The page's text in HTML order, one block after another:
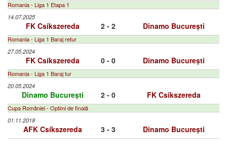
Romania - Liga 1 Etapa 1
14.07.2025
FK Csíkszereda 2 - 2 Dinamo București
Romania - Liga 1 Baraj retur
27.05.2024
FK Csíkszereda 0 - 0 Dinamo București
Romania - Liga 1 Baraj tur
20.05.2024
Dinamo București 2 - 0 FK Csíkszereda
Cupa României - Optimi de finală
01.11.2018
AFK Csíkszereda 3 - 3 Dinamo București